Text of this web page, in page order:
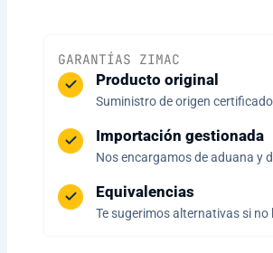
GARANTÍAS ZIMAC
Producto original
Suministro de origen certificado
Importación gestionada
Nos encargamos de aduana y
Equivalencias
Te sugerimos alternativas si no